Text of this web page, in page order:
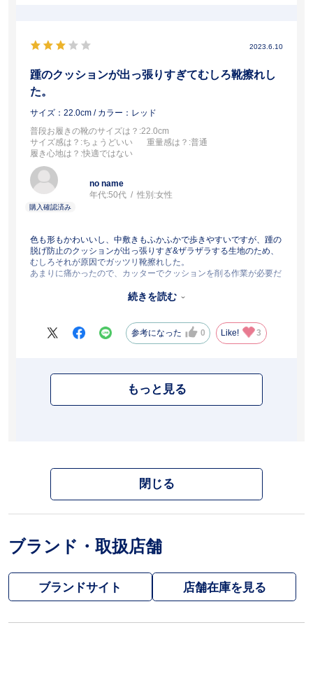
2023.6.10
踵のクッションが出っ張りすぎてむしろ靴擦れし
た。
サイズ：22.0cm / カラー：レッド
普段お履きの靴のサイズは？ :22.0cm
サイズ感は？ :ちょうどいい 重量感は？ :普通
履き心地は？ :快適ではない
no name
年代:50代 性別:女性
色も形もかわいいし、中敷きもふかふかで歩きやすいですが、踵の
脱げ防止のクッションが出っ張りすぎ&ザラザラする生地のため、
むしろそれが原因でガッツリ靴擦れした。
あまりに痛かったので、カッターでクッションを削る作業が必要だ
のクッションのないタイプがあればよかった。
続きを読む
参考になった 0 Like! 3
もっと見る
閉じる
ブランド・取扱店舗
ブランドサイト